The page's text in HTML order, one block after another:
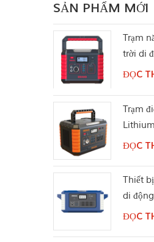
SẢN PHẨM MỚI
Trạm
trời di
cắm
ĐỌC
Trạm
trại
ĐỌC
Thiết
di
phát
ĐỌC